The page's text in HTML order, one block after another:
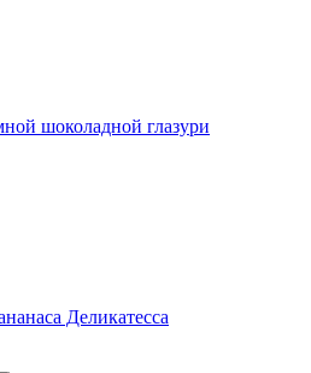
шоколадной глазури
Деликатесса